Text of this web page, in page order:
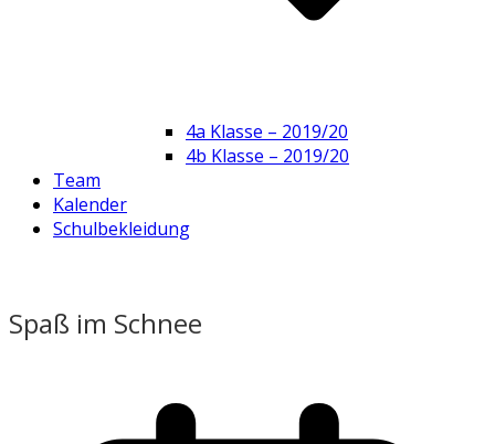
4a Klasse – 2019/20
4b Klasse – 2019/20
Team
Kalender
Schulbekleidung
Spaß im Schnee